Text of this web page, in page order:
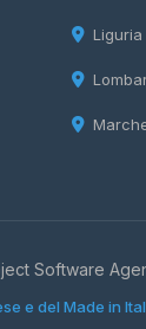
Liguria
Software
e del Made in